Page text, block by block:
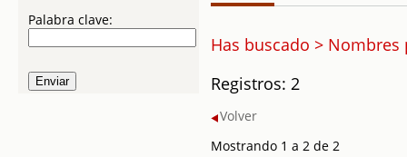
Palabra clave:
Has buscado >
Registros: 2
Volver
Mostrando 1 a 2 de 2